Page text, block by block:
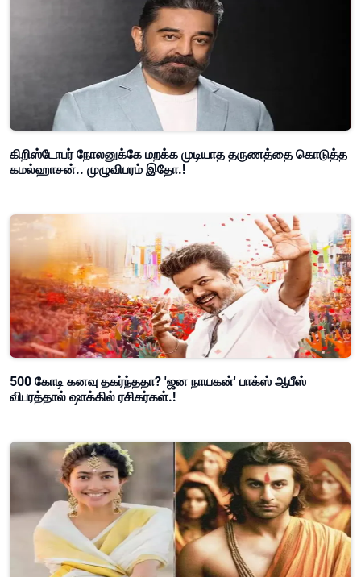
கிறிஸ்டோபர் நோலனுக்கே மறக்க முடியாத தருணத்தை கொடுத்த
கமல்ஹாசன்.. முழுவிபரம் இதோ.!
500 கோடி கனவு தகர்ந்ததா? 'ஜன நாயகன்' பாக்ஸ் ஆபீஸ்
விபரத்தால் ஷாக்கில் ரசிகர்கள்.!